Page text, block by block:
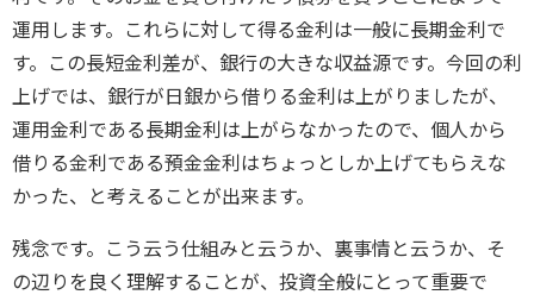
運用します。これらに対して得る金利は一般に長期金利で
す。この長短金利差が、銀行の大きな収益源です。今回の利
上げでは、銀行が日銀から借りる金利は上がりましたが、
運用金利である長期金利は上がらなかったので、個人から
借りる金利である預金金利はちょっとしか上げてもらえな
かった、と考えることが出来ます。
残念です。こう云う仕組みと云うか、裏事情と云うか、そ
の辺りを良く理解することが、投資全般にとって重要で